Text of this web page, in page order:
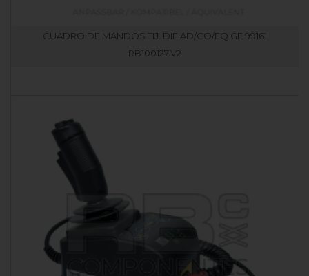
CUADRO DE MANDOS TIJ. DIE AD/CO/EQ GE 99161
RB100127.V2